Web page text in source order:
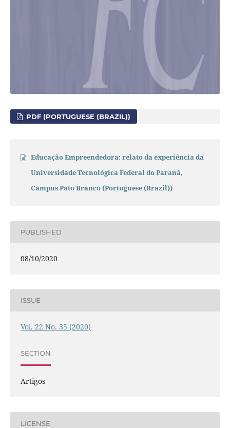
PDF (PORTUGUESE (BRAZIL))
Educação Empreendedora: relato da experiência da
Universidade Tecnológica Federal do Paraná,
Campus Pato Branco (Portuguese (Brazil))
PUBLISHED
08/10/2020
ISSUE
Vol. 22 No. 35 (2020)
SECTION
Artigos
LICENSE